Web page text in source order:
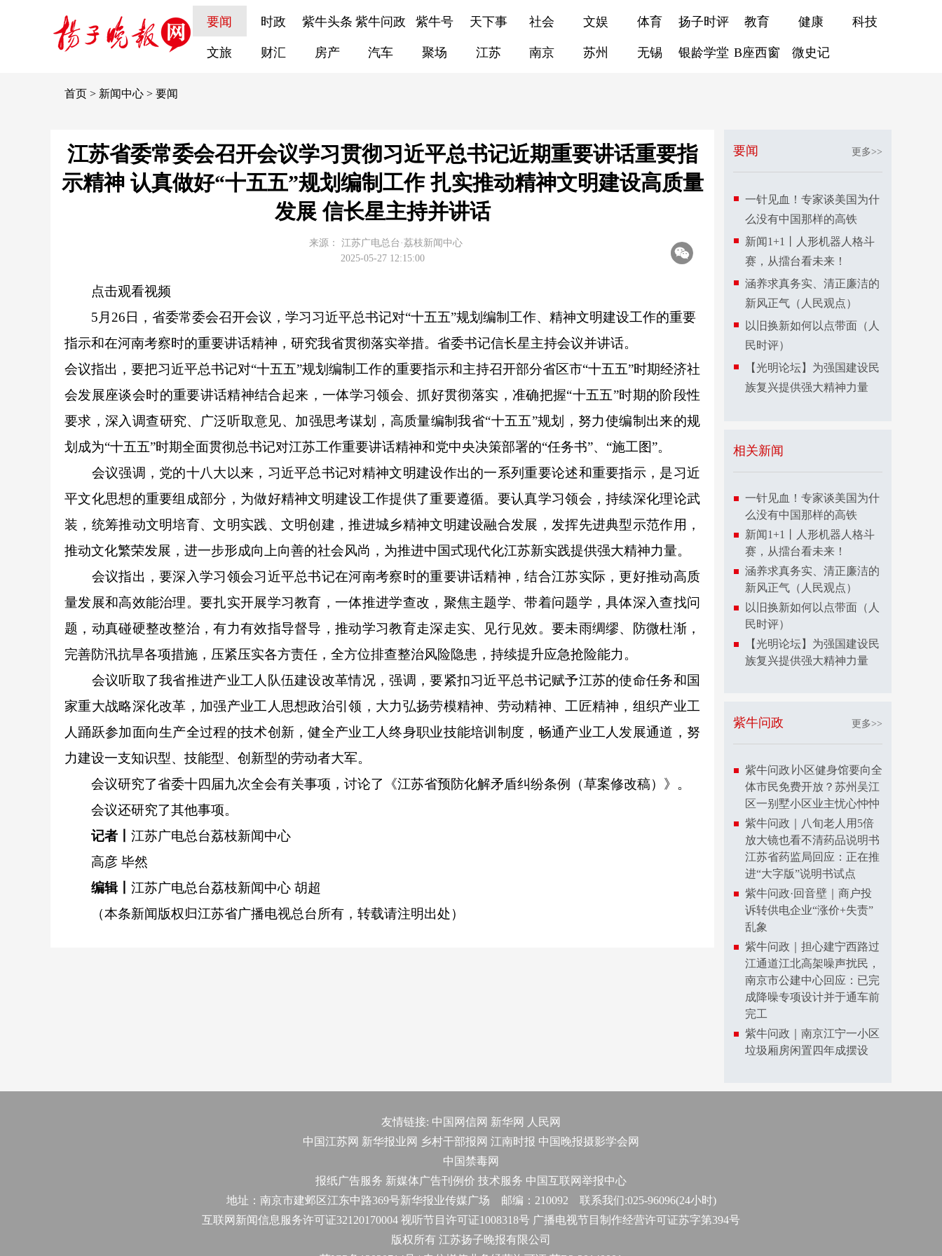
要闻 时政 紫牛头条 紫牛问政 紫牛号 天下事 社会 文娱 体育 扬子时评 教育 健康 科技
文旅 财汇 房产 汽车 聚场 江苏 南京 苏州 无锡 银龄学堂 B座西窗 微史记
首页 > 新闻中心 > 要闻
江苏省委常委会召开会议学习贯彻习近平总书记近期重要讲话重要指
示精神 认真做好“十五五”规划编制工作 扎实推动精神文明建设高质量
发展 信长星主持并讲话
来源：
江苏广电总台·荔枝新闻中心
2025-05-27 12:15:00
点击观看视频
5月26日，省委常委会召开会议，学习习近平总书记对“十五五”规划编制工作、精神文明建设工作的重要
指示和在河南考察时的重要讲话精神，研究我省贯彻落实举措。省委书记信长星主持会议并讲话。
会议指出，要把习近平总书记对“十五五”规划编制工作的重要指示和主持召开部分省区市“十五五”时期经济社
会发展座谈会时的重要讲话精神结合起来，一体学习领会、抓好贯彻落实，准确把握“十五五”时期的阶段性
要求，深入调查研究、广泛听取意见、加强思考谋划，高质量编制我省“十五五”规划，努力使编制出来的规
划成为“十五五”时期全面贯彻总书记对江苏工作重要讲话精神和党中央决策部署的“任务书”、“施工图”。
会议强调，党的十八大以来，习近平总书记对精神文明建设作出的一系列重要论述和重要指示，是习近
平文化思想的重要组成部分，为做好精神文明建设工作提供了重要遵循。要认真学习领会，持续深化理论武
装，统筹推动文明培育、文明实践、文明创建，推进城乡精神文明建设融合发展，发挥先进典型示范作用，
推动文化繁荣发展，进一步形成向上向善的社会风尚，为推进中国式现代化江苏新实践提供强大精神力量。
会议指出，要深入学习领会习近平总书记在河南考察时的重要讲话精神，结合江苏实际，更好推动高质
量发展和高效能治理。要扎实开展学习教育，一体推进学查改，聚焦主题学、带着问题学，具体深入查找问
题，动真碰硬整改整治，有力有效指导督导，推动学习教育走深走实、见行见效。要未雨绸缪、防微杜渐，
完善防汛抗旱各项措施，压紧压实各方责任，全方位排查整治风险隐患，持续提升应急抢险能力。
会议听取了我省推进产业工人队伍建设改革情况，强调，要紧扣习近平总书记赋予江苏的使命任务和国
家重大战略深化改革，加强产业工人思想政治引领，大力弘扬劳模精神、劳动精神、工匠精神，组织产业工
人踊跃参加面向生产全过程的技术创新，健全产业工人终身职业技能培训制度，畅通产业工人发展通道，努
力建设一支知识型、技能型、创新型的劳动者大军。
会议研究了省委十四届九次全会有关事项，讨论了《江苏省预防化解矛盾纠纷条例
（草案修改稿）》。
会议还研究了其他事项。
记者丨 江苏广电总台荔枝新闻中心
高彦 毕然
编辑丨 江苏广电总台荔枝新闻中心 胡超
（本条新闻版权归江苏省广播电视总台所有，转载请注明出处）
要闻 更多>>
一针见血！专家谈美国为什
么没有中国那样的高铁
新闻1+1丨人形机器人格斗
赛，从擂台看未来！
涵养求真务实、清正廉洁的
新风正气（人民观点）
以旧换新如何以点带面（人
民时评）
【光明论坛】为强国建设民
族复兴提供强大精神力量
相关新闻
一针见血！专家谈美国为什
么没有中国那样的高铁
新闻1+1丨人形机器人格斗
赛，从擂台看未来！
涵养求真务实、清正廉洁的
新风正气（人民观点）
以旧换新如何以点带面（人
民时评）
【光明论坛】为强国建设民
族复兴提供强大精神力量
紫牛问政 更多>>
紫牛问政∣小区健身馆要向全
体市民免费开放？苏州吴江
区一别墅小区业主忧心忡忡
紫牛问政｜八旬老人用5倍
放大镜也看不清药品说明书
江苏省药监局回应：正在推
进“大字版”说明书试点
紫牛问政·回音壁｜商户投
诉转供电企业“涨价+失责”
乱象
紫牛问政｜担心建宁西路过
江通道江北高架噪声扰民，
南京市公建中心回应：已完
成降噪专项设计并于通车前
完工
紫牛问政｜南京江宁一小区
垃圾厢房闲置四年成摆设
友情链接: 中国网信网 新华网
人民网
中国江苏网 新华报业网 乡村干部报网 江南时报 中国晚报摄影学会网
中国禁毒网
报纸广告服务 新媒体广告刊例价 技术服务 中国互联网举报中心
地址：南京市建邺区江东中路369号新华报业传媒广场 邮编：210092 联系我们:025-96096(24小时)
互联网新闻信息服务许可证32120170004 视听节目许可证1008318号 广播电视节目制作经营许可证苏字第394号
版权所有 江苏扬子晚报有限公司